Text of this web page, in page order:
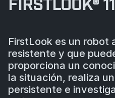
FIRSTLOOK®
FirstLook es un robot
resistente y que
proporciona un
la situación, realiza
persistente e